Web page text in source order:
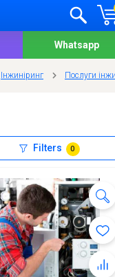
Whatsapp
Інжиніринг Послуги
Filters 0